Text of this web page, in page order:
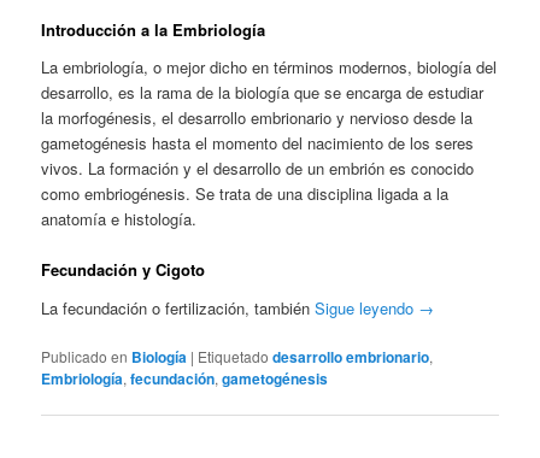
Introducción a la Embriología
La embriología, o mejor dicho en términos modernos, biología del
desarrollo, es la rama de la biología que se encarga de estudiar
la morfogénesis, el desarrollo embrionario y nervioso desde la
gametogénesis hasta el momento del nacimiento de los seres
vivos. La formación y el desarrollo de un embrión es conocido
como embriogénesis. Se trata de una disciplina ligada a la
anatomía e histología.
Fecundación y Cigoto
La fecundación o fertilización, tambiénSigue leyendo →
Publicado en Biología | Etiquetado desarrollo embrionario,
Embriología,fecundación,gametogénesis